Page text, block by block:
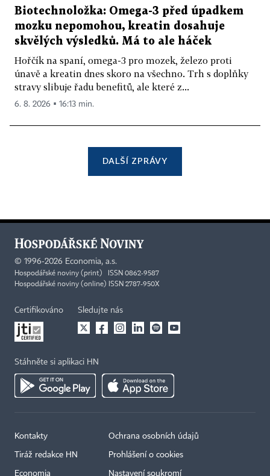
Biotechnoložka: Omega-3 před úpadkem
mozku nepomohou, kreatin dosahuje
skvělých výsledků. Má to ale háček
Hořčík na spaní, omega-3 pro mozek, železo proti
únavě a kreatin dnes skoro na všechno. Trh s doplňky
stravy slibuje řadu benefitů, ale které z...
6. 8. 2026 ▪ 16:13 min.
DALŠÍ ZPRÁVY
© 1996-2026 Economia, a.s.
Hospodářské noviny (print) ISSN 0862-9587
Hospodářské noviny (online) ISSN 2787-950X
Certifikováno Sledujte nás
Stáhněte si aplikaci HN
Kontakty
Tiráž redakce HN
Economia
Ochrana osobních údajů
Prohlášení o cookies
Nastavení soukromí